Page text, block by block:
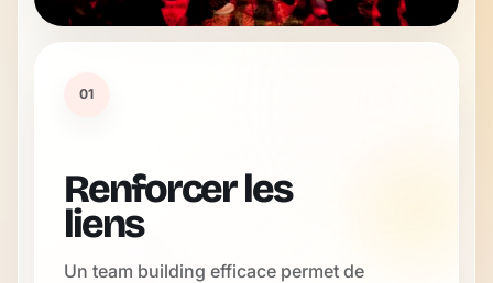
01
Renforcer les
liens
Un team building efficace permet de